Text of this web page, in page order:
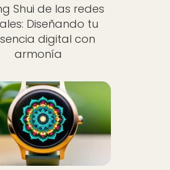
Shui de las redes
Diseñando tu
digital con
armonía